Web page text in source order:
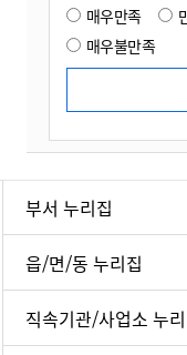
매우만족
매우불만족
부서 누리집
읍/면/동 누리집
직속기관/사업소 누